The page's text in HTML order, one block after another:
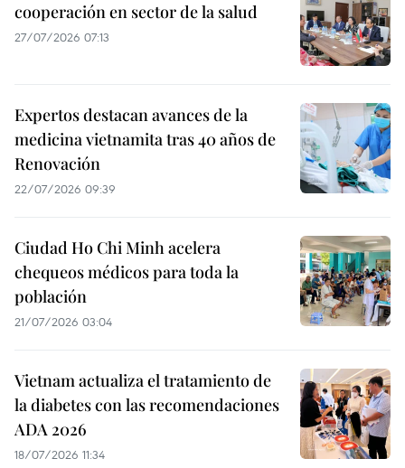
cooperación en sector de la salud
27/07/2026 07:13
Expertos destacan avances de la
medicina vietnamita tras 40 años de
Renovación
22/07/2026 09:39
Ciudad Ho Chi Minh acelera
chequeos médicos para toda la
población
21/07/2026 03:04
Vietnam actualiza el tratamiento de
la diabetes con las recomendaciones
ADA 2026
18/07/2026 11:34